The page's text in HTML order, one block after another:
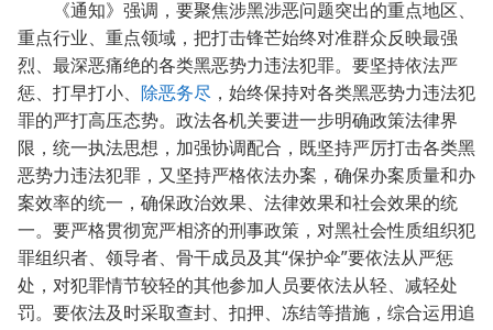
《通知》强调，要聚焦涉黑涉恶问题突出的重点地区、
重点行业、重点领域，把打击锋芒始终对准群众反映最强
烈、最深恶痛绝的各类黑恶势力违法犯罪。要坚持依法严
惩、打早打小、
除恶务尽 ，始终保持对各类黑恶势力违法犯
罪的严打高压态势。政法各机关要进一步明确政策法律界
限，统一执法思想，加强协调配合，既坚持严厉打击各类黑
恶势力违法犯罪，又坚持严格依法办案，确保办案质量和办
案效率的统一，确保政治效果、法律效果和社会效果的统
一。要严格贯彻宽严相济的刑事政策，对黑社会性质组织犯
罪组织者、领导者、骨干成员及其“保护伞”要依法从严惩
处，对犯罪情节较轻的其他参加人员要依法从轻、减轻处
罚。要依法及时采取查封、扣押、冻结等措施，综合运用追